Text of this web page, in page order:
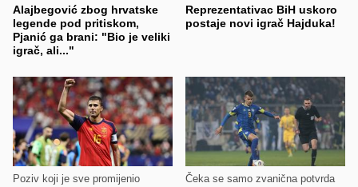
Alajbegović zbog hrvatske
legende pod pritiskom,
Pjanić ga brani: "Bio je veliki
igrač, ali..."
Reprezentativac BiH uskoro
postaje novi igrač Hajduka!
Poziv koji je sve promijenio Čeka se samo zvanična potvrda